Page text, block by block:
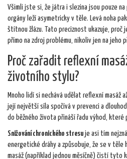
Všimli jste si, že játra i slezina jsou pouze
orgány leží asymetricky v těle. Levá noha
štítnou žlázu. Tato preciznost ukazuje, proč
přímo na zdroj problému, nikoliv jen na jeho
Proč zařadit reflexní
životního stylu?
Mnoho lidí si nechává udělat reflexní masáž
její největší síla spočívá v prevenci a
do běžného života přináší řadu výhod, které
Snižování chronického stresu je asi tím
energetické dráhy a způsobuje, že se v těle
masáž (například jednou měsíčně) čistí tyto